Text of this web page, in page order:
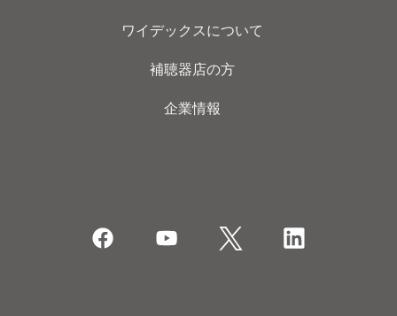
ワイデックスについて
補聴器店の方
企業情報